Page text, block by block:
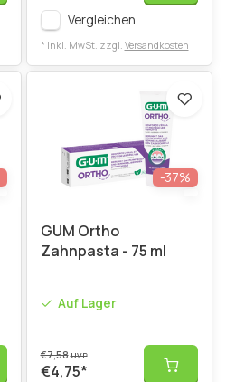
Vergleichen
* Inkl. MwSt. zzgl. Versandkosten
-37%
GUM Ortho
Zahnpasta - 75 ml
Auf Lager
€7,58UVP
€4,75*